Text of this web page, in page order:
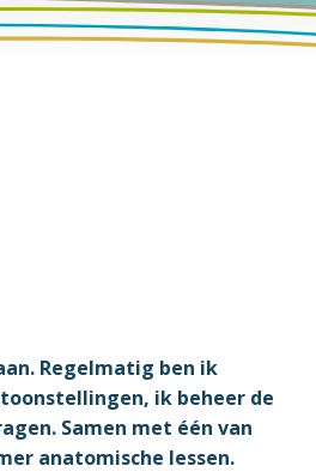
Regelmatig ben ik
ik beheer de
Samen met één van
anatomische lessen.